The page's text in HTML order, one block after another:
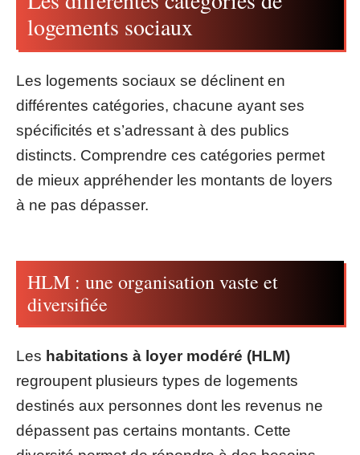
logements sociaux
Les logements sociaux se déclinent en
différentes catégories, chacune ayant ses
spécificités et s’adressant à des publics
distincts. Comprendre ces catégories permet
de mieux appréhender les montants de loyers
à ne pas dépasser.
HLM : une organisation vaste et
diversifiée
Les habitations à loyer modéré (HLM)
regroupent plusieurs types de logements
destinés aux personnes dont les revenus ne
dépassent pas certains montants. Cette